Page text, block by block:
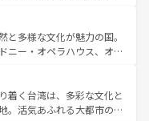
と美食が融合した独特の
各地域で異なる魅力を楽
な歴史を感じることができ
メリカ
てほしい。
の観光地といえばオアフ
らマウイ島やカウアイ島が
に輝く海をはじめ、豊かな
を迎えてくれるハワイの
やハワイアンミュージッ
すべてがハワイの魅力を彩
と多様な文化が魅力の国。
ニー・オペラハウス、オー
るウルル（エアーズロッ
林やケアンズの熱帯雨林な
、カフェやワイン、オージ
着く台湾は、多彩な文化と
。活気あふれる大都市の台